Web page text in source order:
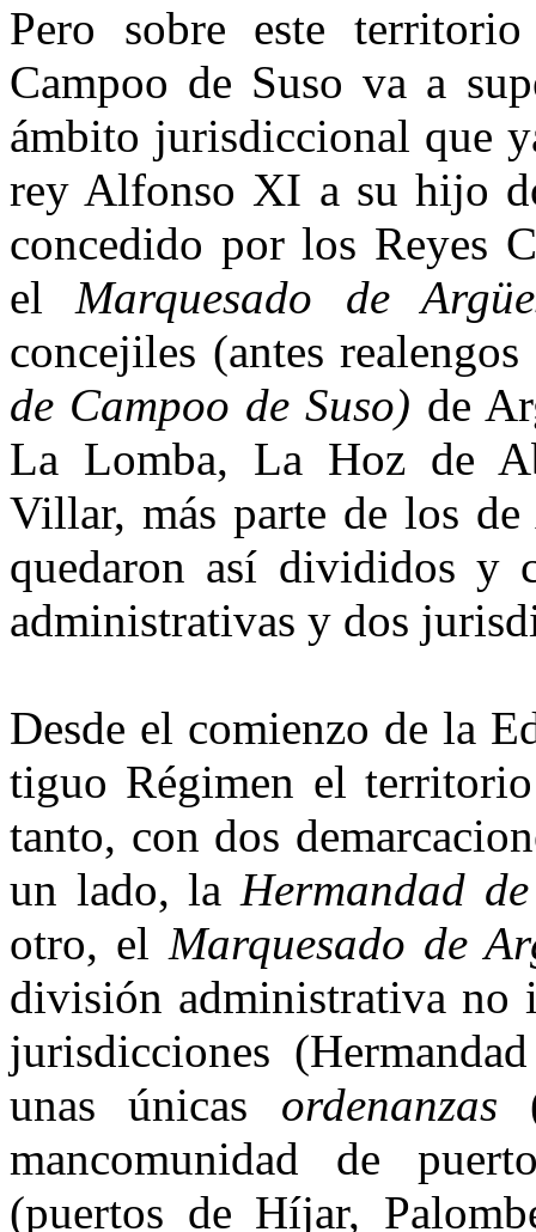
Pero sobre este
Campoo de Suso va a
ámbito jurisdiccional que
rey Al­fonso XI a su hijo
concedido por los Reyes
el Marquesado de
concejiles (an­tes
de Campoo de Suso) de
La Lomba, La Hoz de
Villar, más parte de los
que­daron así divididos y
admi­nistrativas y dos
Desde el comienzo de la
tiguo Régimen el
tan­to, con dos
un la­do, la Hermandad
otro, el Marquesado de
división ad­ministrativa no
jurisdicciones
unas únicas orde­nanzas
mancomunidad de
(puertos de Híjar,